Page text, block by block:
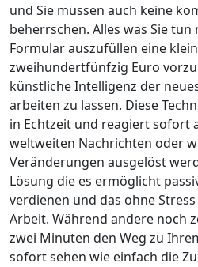
und Sie müssen auch keine
beherrschen. Alles was Sie
Formular auszufüllen eine
zweihundertfünfzig Euro
künstliche Intelligenz der
arbeiten zu lassen. Diese
in Echtzeit und reagiert sofort
weltweiten Nachrichten oder
Veränderungen ausgelöst
Lösung die es ermöglicht
verdienen und das ohne
Arbeit. Während andere noch
zwei Minuten den Weg zu
sofort sehen wie einfach die